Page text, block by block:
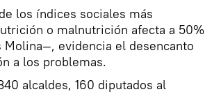
los índices sociales más
o malnutrición afecta a 50%
evidencia el desencanto
a los problemas.
alcaldes, 160 diputados al